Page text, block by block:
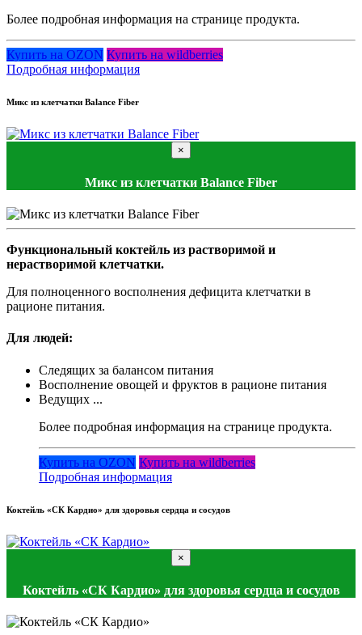
Более подробная информация на странице продукта.
Купить на OZON Купить на wildberries
Подробная информация
Микс из клетчатки Balance Fiber
×
Микс из клетчатки Balance Fiber
Функциональный коктейль из растворимой и
нерастворимой клетчатки.
Для полноценного восполнения дефицита клетчатки в
рационе питания.
Для людей:
Следящих за балансом питания
Восполнение овощей и фруктов в рационе питания
Ведущих ...
Более подробная информация на странице продукта.
Купить на OZON Купить на wildberries
Подробная информация
Коктейль «СК Кардио» для здоровья сердца и сосудов
×
Коктейль «СК Кардио» для здоровья сердца и сосудов